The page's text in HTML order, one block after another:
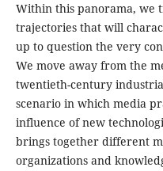
Within this panorama, we
trajectories that will
up to question the very
We move away from the
twentieth-century
scenario in which media
influence of new
brings together different
organizations and